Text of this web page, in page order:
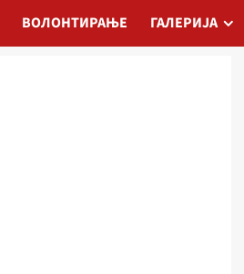
ВОЛОНТИРАЊЕ ГАЛЕРИЈА